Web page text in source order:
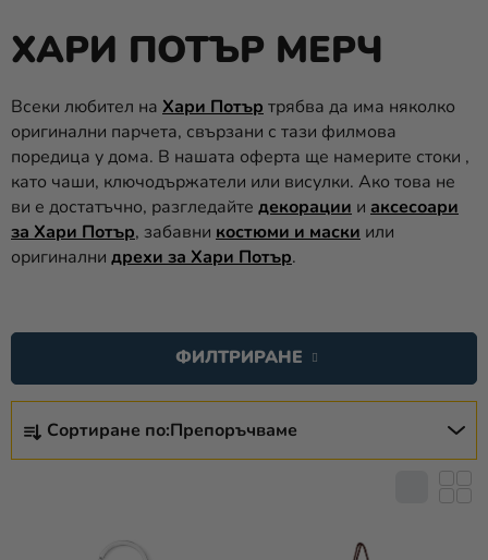
Парти
Парти
украса и
аксесоари
Костюми
за
карнавал
ПОДАРЪЦИ
новост
Празници
Тематика
ХАРИ ПОТЪР МЕРЧ
Всеки любител на Хари Потър трябва да има няколко
оригинални парчета, свързани с тази филмова
поредица у дома. В нашата оферта ще намерите стоки ,
като чаши, ключодържатели или висулки. Ако това не
ви е достатъчно, разгледайте декорации и аксесоари
за Хари Потър, забавни костюми и маски или
оригинални дрехи за Хари Потър.
О
Р
Сортиране по:Препоръчваме
ФИЛТРИРАНЕ
П
И
С
Ъ
К